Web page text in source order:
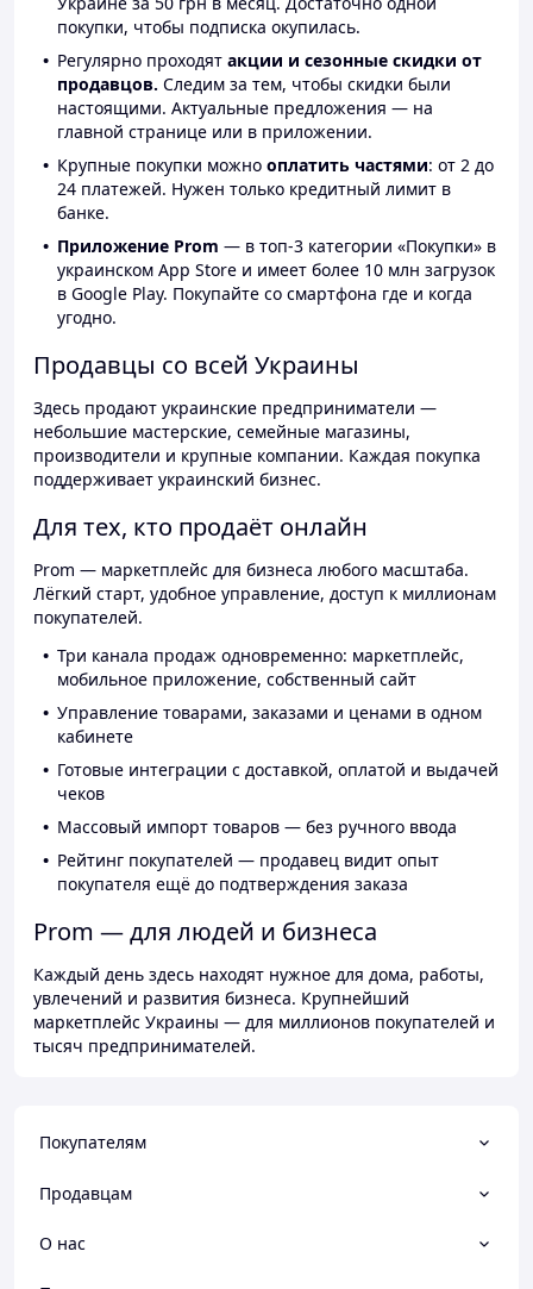
покупки, чтобы подписка окупилась.
Регулярно проходят акции и сезонные скидки от
продавцов. Следим за тем, чтобы скидки были
настоящими. Актуальные предложения — на
главной странице или в приложении.
Крупные покупки можно оплатить частями: от 2 до
24 платежей. Нужен только кредитный лимит в
банке.
Приложение Prom — в топ-3 категории «Покупки» в
украинском App Store и имеет более 10 млн загрузок
в Google Play. Покупайте со смартфона где и когда
угодно.
Продавцы со всей Украины
Здесь продают украинские предприниматели —
небольшие мастерские, семейные магазины,
производители и крупные компании. Каждая покупка
поддерживает украинский бизнес.
Для тех, кто продаёт онлайн
Prom — маркетплейс для бизнеса любого масштаба.
Лёгкий старт, удобное управление, доступ к миллионам
покупателей.
Три канала продаж одновременно: маркетплейс,
мобильное приложение, собственный сайт
Управление товарами, заказами и ценами в одном
кабинете
Готовые интеграции с доставкой, оплатой и выдачей
чеков
Массовый импорт товаров — без ручного ввода
Рейтинг покупателей — продавец видит опыт
покупателя ещё до подтверждения заказа
Prom — для людей и бизнеса
Каждый день здесь находят нужное для дома, работы,
увлечений и развития бизнеса. Крупнейший
маркетплейс Украины — для миллионов покупателей и
тысяч предпринимателей.
Покупателям
Продавцам
О нас